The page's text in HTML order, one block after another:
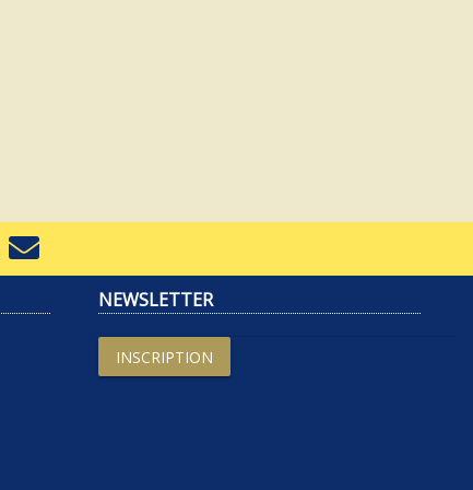
NEWSLETTER
INSCRIPTION